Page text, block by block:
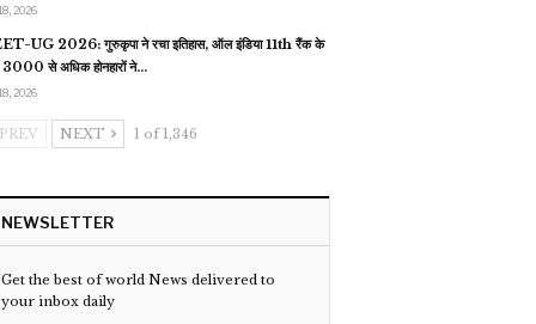
2026
UG 2026: गुरुकृपा ने रचा इतिहास, ऑल इंडिया 11th रैंक के
3000 से अधिक होनहारों ने…
2026
PREV NEXT 1 of 1,346
NEWSLETTER
Get the best of world News delivered to
your inbox daily